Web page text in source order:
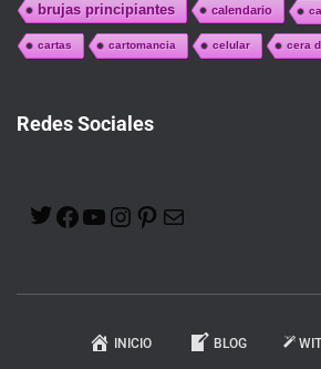
brujas principiantes calendario
cartas cartomancia celular cera
Redes Sociales
INICIO BLOG